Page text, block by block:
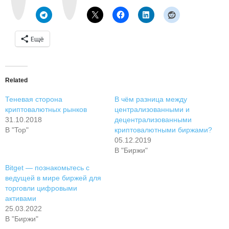
Ещё
Related
Теневая сторона
криптовалютных рынков
31.10.2018
В "Top"
В чём разница между
централизованными и
децентрализованными
криптовалютными биржами?
05.12.2019
В "Биржи"
Bitget — познакомьтесь с
ведущей в мире биржей для
торговли цифровыми
активами
25.03.2022
В "Биржи"